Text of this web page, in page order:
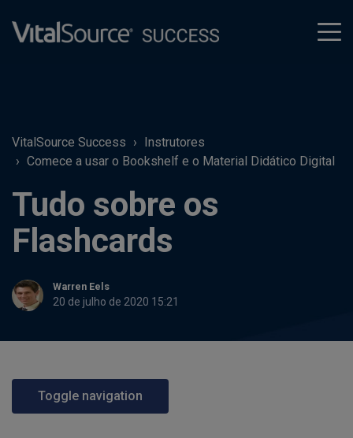
VitalSource Success
Instrutores
Comece a usar o Bookshelf e o Material Didático Digital
Tudo sobre os
Flashcards
Warren Eels
20 de julho de 2020 15:21
Toggle navigation